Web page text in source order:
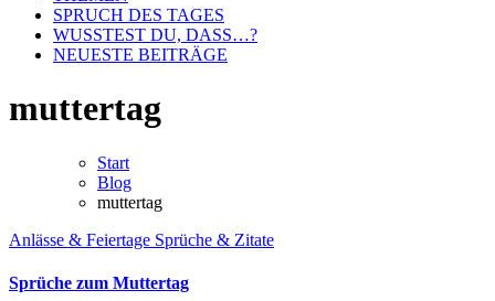
SPRUCH DES TAGES
WUSSTEST DU, DASS…?
NEUESTE BEITRÄGE
muttertag
Start
Blog
muttertag
Anlässe & Feiertage Sprüche & Zitate
Sprüche zum Muttertag